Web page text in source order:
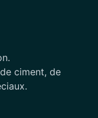
ciment, de